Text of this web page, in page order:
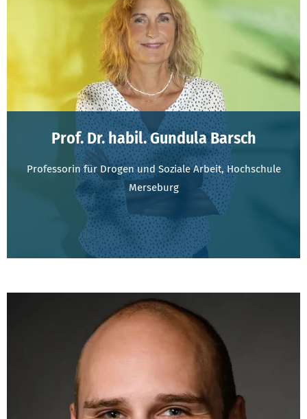
Prof. Dr. habil. Gundula Barsch
Professorin für Drogen und Soziale Arbeit, Hochschule
Merseburg